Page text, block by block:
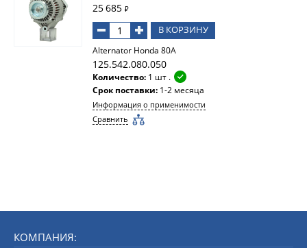
25 685 ₽
В КОРЗИНУ
Alternator Honda 80A
125.542.080.050
Количество: 1 шт .
Срок поставки: 1-2 месяца
Информация о применимости
Сравнить
КОМПАНИЯ: